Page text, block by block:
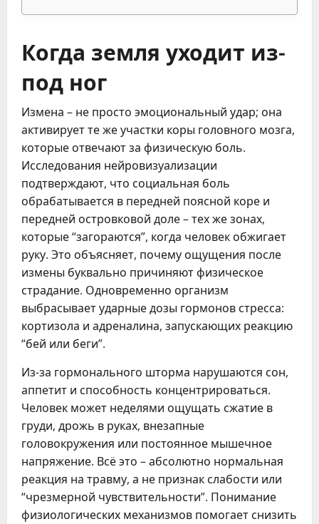
Когда земля уходит из-
под ног
Измена – не просто эмоциональный удар; она
активирует те же участки коры головного мозга,
которые отвечают за физическую боль.
Исследования нейровизуализации
подтверждают, что социальная боль
обрабатывается в передней поясной коре и
передней островковой доле – тех же зонах,
которые “загораются”, когда человек обжигает
руку. Это объясняет, почему ощущения после
измены буквально причиняют физическое
страдание. Одновременно организм
выбрасывает ударные дозы гормонов стресса:
кортизола и адреналина, запускающих реакцию
“бей или беги”.
Из-за гормонального шторма нарушаются сон,
аппетит и способность концентрироваться.
Человек может неделями ощущать сжатие в
груди, дрожь в руках, внезапные
головокружения или постоянное мышечное
напряжение. Всё это – абсолютно нормальная
реакция на травму, а не признак слабости или
“чрезмерной чувствительности”. Понимание
физиологических механизмов помогает снизить